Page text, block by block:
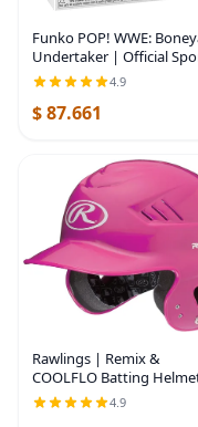
Funko POP! WWE:
Undertaker | Official
Merch - Collectable Vinyl
Figurine for Shelf Display -
Birthday Gift Idea for Fans
4.9
$ 87.661
Rawlings | Remix &
COOLFLO Batting
Ball | Multiple Colors Rosa
COOLFLO
4.9